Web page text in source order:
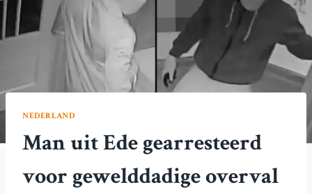
NEDERLAND
Man uit Ede gearresteerd
voor gewelddadige overval